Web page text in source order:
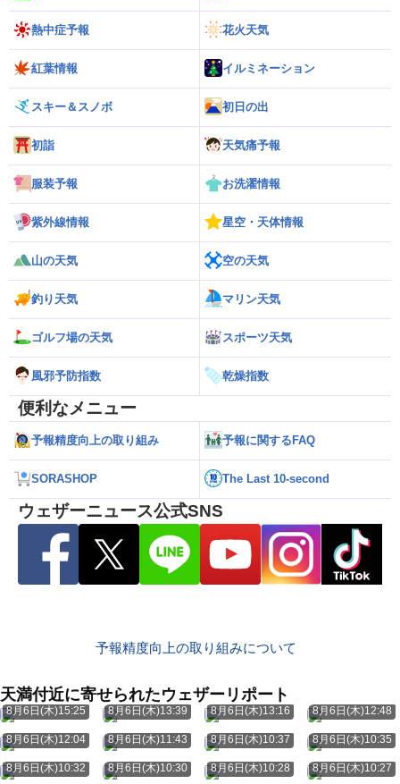
熱中症予報 花火天気
紅葉情報 イルミネーション
スキー＆スノボ 初日の出
初詣 天気痛予報
服装予報 お洗濯情報
紫外線情報 星空・天体情報
山の天気 空の天気
釣り天気 マリン天気
ゴルフ場の天気 スポーツ天気
風邪予防指数 乾燥指数
便利なメニュー
予報精度向上の取り組み 予報に関するFAQ
SORASHOP The Last 10-second
ウェザーニュース公式SNS
予報精度向上の取り組みについて
天満付近に寄せられたウェザーリポート
8月6日(木)15:25 8月6日(木)13:39 8月6日(木)13:16 8月6日(木)12:48
8月6日(木)12:04 8月6日(木)11:43 8月6日(木)10:37 8月6日(木)10:35
8月6日(木)10:32 8月6日(木)10:30 8月6日(木)10:28 8月6日(木)10:27